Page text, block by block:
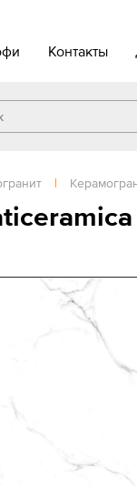
Контакты
|